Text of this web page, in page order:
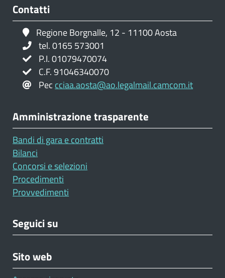
Contatti
Regione Borgnalle, 12 - 11100 Aosta
tel. 0165 573001
P.I. 01079470074
C.F. 91046340070
Pec cciaa.aosta@ao.legalmail.camcom.it
Amministrazione trasparente
Bandi di gara e contratti
Bilanci
Concorsi e selezioni
Procedimenti
Provvedimenti
Seguici su
Sito web